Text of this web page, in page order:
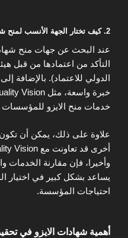
2. كيف تختار الجهة الأنسب لمنح شهادة الأيزو في الكويت؟
عند البحث عن جهات منح
الدولي للاعتماد). بالإضافة
خدمات منح الايزو
علاوة على ذلك، يمكن أن
وأخيرا، فإن مقارنة الخدمات
يساعد بشكل كبير في اختيار
احتياجات المؤسسة.
أهمية شهادات الايزو في